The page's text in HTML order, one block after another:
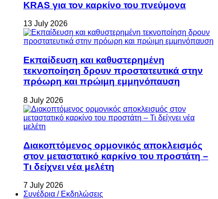
KRAS για τον καρκίνο του πνεύμονα
13 July 2026
Εκπαίδευση και καθυστερημένη
τεκνοποίηση δρουν προστατευτικά στην
πρόωρη και πρώιμη εμμηνόπαυση
8 July 2026
Διακοπτόμενος ορμονικός αποκλεισμός
στον μεταστατικό καρκίνο του προστάτη –
Τι δείχνει νέα μελέτη
7 July 2026
Συνέδρια / Εκδηλώσεις